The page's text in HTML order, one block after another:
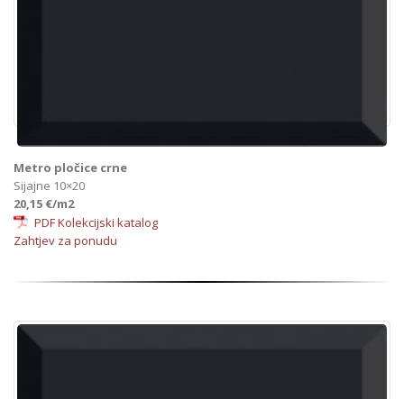
Metro pločice crne
Sijajne 10×20
20,15 €/m2
PDF Kolekcijski katalog
Zahtjev za ponudu